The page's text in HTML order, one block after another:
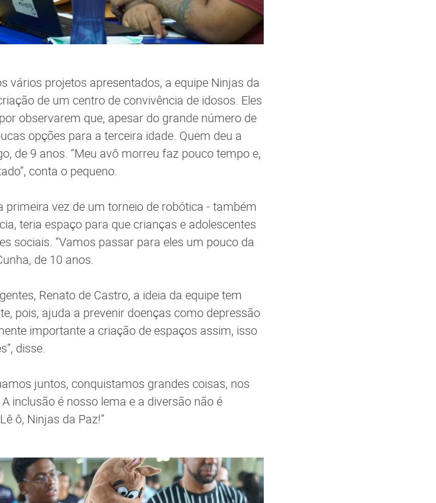
vários projetos apresentados, a equipe Ninjas da
de um centro de convivência de idosos. Eles
observarem que, apesar do grande número de
opções para a terceira idade. Quem deu a
de 9 anos. “Meu avô morreu faz pouco tempo e,
conta o pequeno.
vez de um torneio de robótica - também
teria espaço para que crianças e adolescentes
sociais. “Vamos passar para eles um pouco da
de 10 anos.
Renato de Castro, a ideia da equipe tem
pois, ajuda a prevenir doenças como depressão
importante a criação de espaços assim, isso
disse.
juntos, conquistamos grandes coisas, nos
inclusão é nosso lema e a diversão não é
ô, Ninjas da Paz!”